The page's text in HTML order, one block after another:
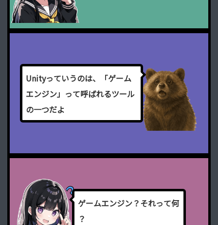
Unityっていうのは、 「ゲーム
エンジン」 って呼ばれるツール
の一つだよ
ゲームエンジン？それって何
？